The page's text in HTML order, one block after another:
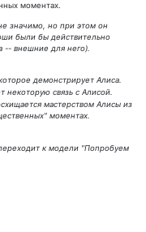
моментах.
значимо, но при этом он
были бы действительно
-- внешние для него).
демонстрирует Алиса.
некоторую связь с Алисой.
мастерством Алисы из
моментах.
к модели "Попробуем